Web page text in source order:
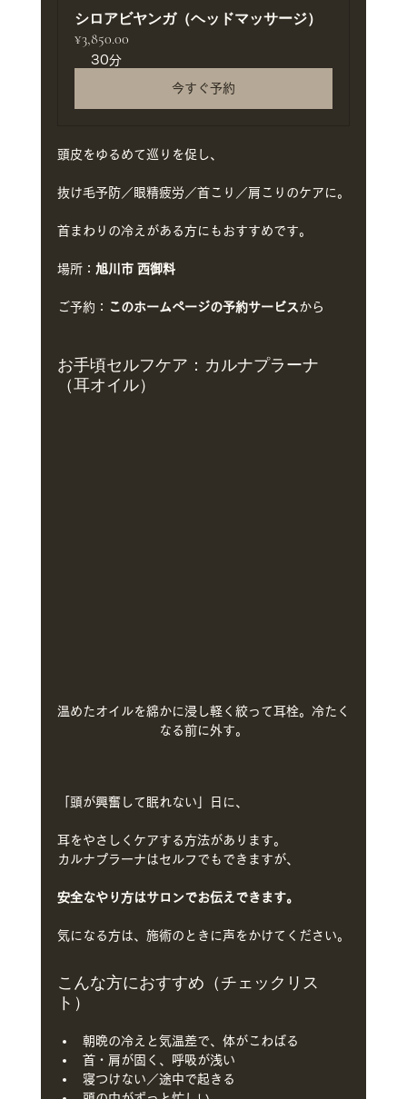
シロアビヤンガ（ヘッドマッサージ）
¥3,850.00
30分
今すぐ予約
頭皮をゆるめて巡りを促し、
抜け毛予防／眼精疲労／首こり／肩こりのケアに。
首まわりの冷えがある方にもおすすめです。
場所： 旭川市 西御料
ご予約： このホームページの予約サービスから
お手頃セルフケア：カルナプラーナ
（耳オイル）
温めたオイルを綿かに浸し軽く絞って耳栓。冷たく
なる前に外す。
「頭が興奮して眠れない」日に、
耳をやさしくケアする方法があります。
カルナプラーナはセルフでもできますが、
安全なやり方はサロンでお伝えできます。
気になる方は、施術のときに声をかけてください。
こんな方におすすめ（チェックリス
ト）
朝晩の冷えと気温差で、体がこわばる
首・肩が固く、呼吸が浅い
寝つけない／途中で起きる